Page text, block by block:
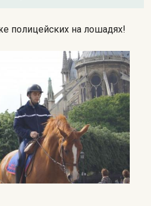
полицейских на лошадях!